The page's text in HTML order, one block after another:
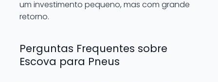
um investimento pequeno, mas com grande
retorno.
Perguntas Frequentes sobre
Escova para Pneus